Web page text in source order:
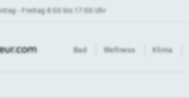
- Freitag 8:00 bis 17:00 Uhr
Bad Wellness Klima